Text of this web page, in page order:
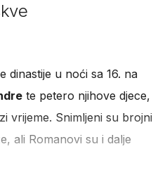
dinastije u noći sa 16. na
te petero njihove djece,
vrijeme. Snimljeni su brojni
ali Romanovi su i dalje